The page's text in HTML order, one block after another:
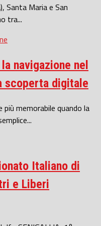
Santa Maria e San
tra...
navigazione nel
scoperta digitale
memorabile quando la
Italiano di
e Liberi